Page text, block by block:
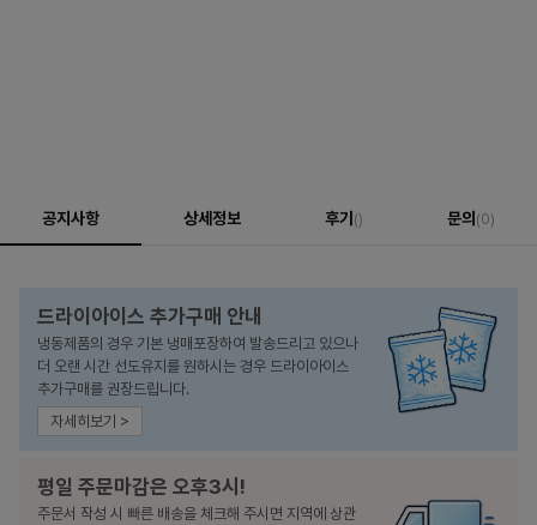
공지사항 상세정보 후기 () 문의 (0)
드라이아이스 추가구매 안내
냉동제품의 경우 기본 냉매포장하여 발송드리고 있으나
더 오랜 시간 선도유지를 원하시는 경우 드라이아이스
추가구매를 권장드립니다.
자세히보기 >
평일 주문마감은 오후3시!
주문서 작성 시 빠른 배송을 체크해 주시면 지역에 상관